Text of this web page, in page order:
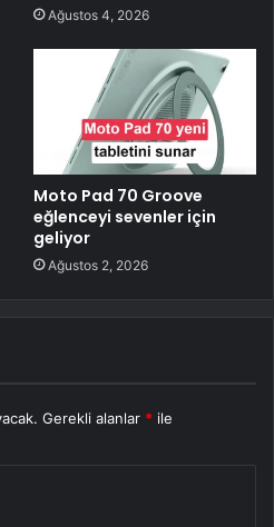
Ağustos 4, 2026
Moto Pad 70 Groove
eğlenceyi sevenler için
geliyor
Ağustos 2, 2026
Gerekli alanlar * ile